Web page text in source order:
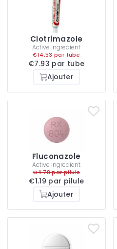
Clotrimazole
Active ingredient
€14.53 par tube
€7.93 par tube
Ajouter
Fluconazole
Active ingredient
€4.78 par pilule
€1.19 par pilule
Ajouter